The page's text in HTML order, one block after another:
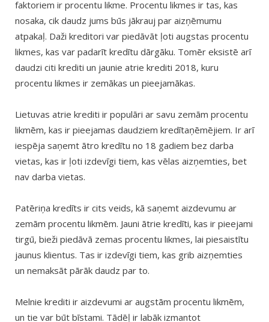
faktoriem ir procentu likme. Procentu likmes ir tas, kas
nosaka, cik daudz jums būs jākrauj par aizņēmumu
atpakaļ. Daži kreditori var piedāvāt ļoti augstas procentu
likmes, kas var padarīt kredītu dārgāku. Tomēr eksistē arī
daudzi citi krediti un jaunie atrie krediti 2018, kuru
procentu likmes ir zemākas un pieejamākas.
Lietuvas atrie krediti ir populāri ar savu zemām procentu
likmēm, kas ir pieejamas daudziem kredītaņēmējiem. Ir arī
iespēja saņemt ātro kredītu no 18 gadiem bez darba
vietas, kas ir ļoti izdevīgi tiem, kas vēlas aizņemties, bet
nav darba vietas.
Patēriņa kredīts ir cits veids, kā saņemt aizdevumu ar
zemām procentu likmēm. Jauni ātrie kredīti, kas ir pieejami
tirgū, bieži piedāvā zemas procentu likmes, lai piesaistītu
jaunus klientus. Tas ir izdevīgi tiem, kas grib aizņemties
un nemaksāt pārāk daudz par to.
Melnie krediti ir aizdevumi ar augstām procentu likmēm,
un tie var būt bīstami. Tādēļ ir labāk izmantot